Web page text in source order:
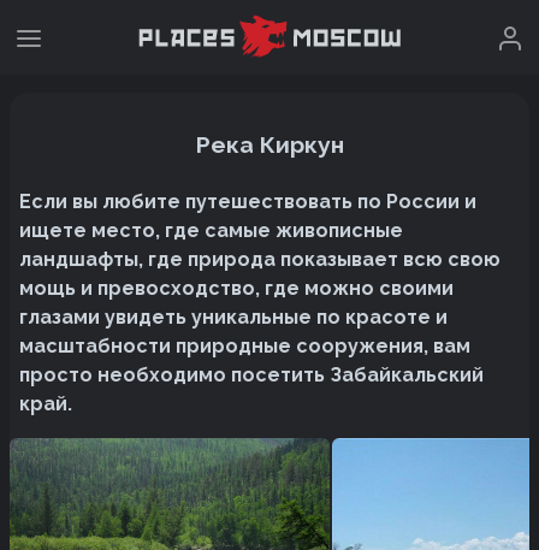
Река Киркун
Если вы любите путешествовать по России и
ищете место, где самые живописные
ландшафты, где природа показывает всю свою
мощь и превосходство, где можно своими
глазами увидеть уникальные по красоте и
масштабности природные сооружения, вам
просто необходимо посетить Забайкальский
край.